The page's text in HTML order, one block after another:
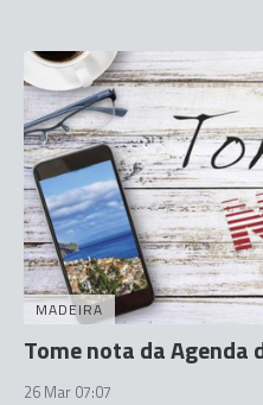
MADEIRA
Tome nota da
26 Mar 07:07